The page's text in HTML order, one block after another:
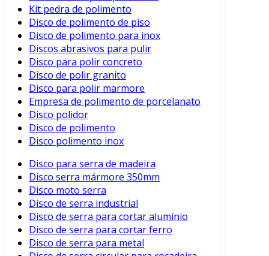
Kit pedra de polimento
Disco de polimento de piso
Disco de polimento para inox
Discos abrasivos para pulir
Disco para polir concreto
Disco de polir granito
Disco para polir marmore
Empresa de polimento de porcelanato
Disco polidor
Disco de polimento
Disco polimento inox
Disco para serra de madeira
Disco serra mármore 350mm
Disco moto serra
Disco de serra industrial
Disco de serra para cortar alumínio
Disco de serra para cortar ferro
Disco de serra para metal